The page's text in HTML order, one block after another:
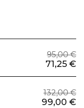
95,00 €
71,25 €
132,00 €
99,00 €